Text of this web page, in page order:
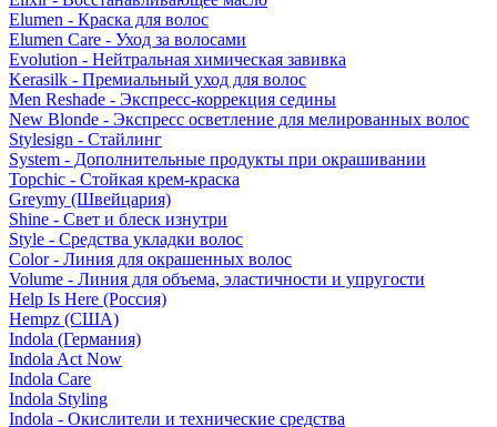
Elumen - Краска для волос
Elumen Care - Уход за волосами
Evolution - Нейтральная химическая завивка
Kerasilk - Премиальный уход для волос
Men Reshade - Экспресс-коррекция седины
New Blonde - Экспресс осветление для мелированных волос
Stylesign - Стайлинг
System - Дополнительные продукты при окрашивании
Topchic - Стойкая крем-краска
Greymy (Швейцария)
Shine - Свет и блеск изнутри
Style - Средства укладки волос
Color - Линия для окрашенных волос
Volume - Линия для объема, эластичности и упругости
Help Is Here (Россия)
Hempz (США)
Indola (Германия)
Indola Act Now
Indola Care
Indola Styling
Indola - Окислители и технические средства